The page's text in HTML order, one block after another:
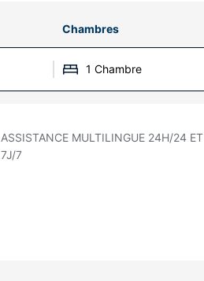
Chambres
1 Chambre
ASSISTANCE MULTILINGUE 24H/24 ET
7J/7